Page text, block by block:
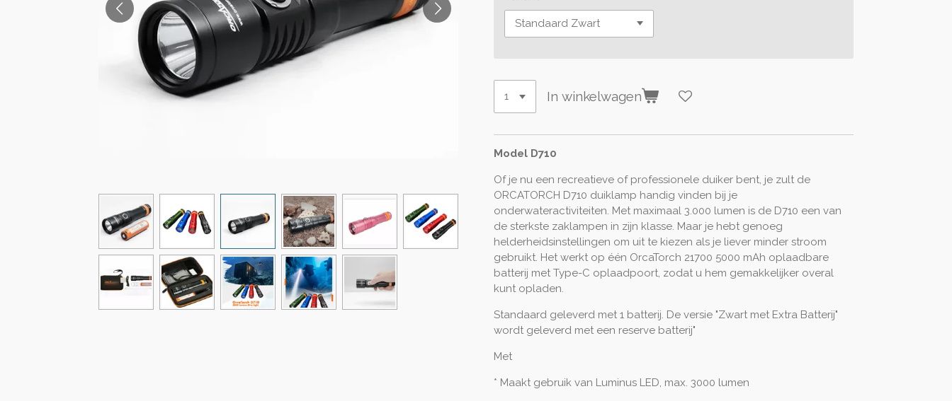
In winkelwagen
Model D710
Of je nu een recreatieve of professionele duiker bent, je zult de
ORCATORCH D710 duiklamp handig vinden bij je
onderwateractiviteiten. Met maximaal 3.000 lumen is de D710 een van
de sterkste zaklampen in zijn klasse. Maar je hebt genoeg
helderheidsinstellingen om uit te kiezen als je liever minder stroom
gebruikt. Het werkt op één OrcaTorch 21700 5000 mAh oplaadbare
batterij met Type-C oplaadpoort, zodat u hem gemakkelijker overal
kunt opladen.
Standaard geleverd met 1 batterij. De versie "Zwart met Extra Batterij"
wordt geleverd met een reserve batterij"
Met
* Maakt gebruik van Luminus LED, max. 3000 lumen